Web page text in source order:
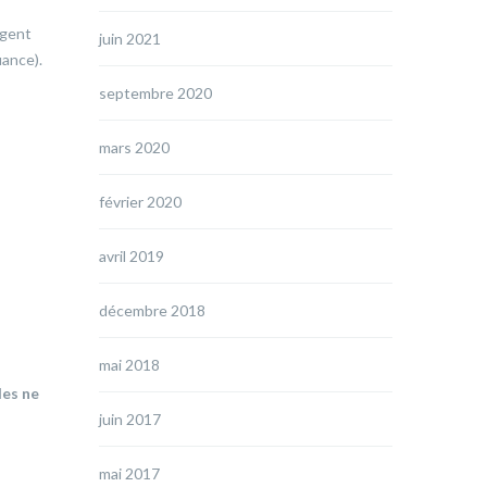
ne
juin 2021
septembre 2020
mars 2020
février 2020
avril 2019
décembre 2018
mai 2018
juin 2017
mai 2017